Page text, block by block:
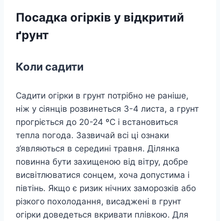
Посадка огірків у відкритий
ґрунт
Коли садити
Садити огірки в грунт потрібно не раніше,
ніж у сіянців розвинеться 3-4 листа, а грунт
прогріється до 20-24 ºC і встановиться
тепла погода. Зазвичай всі ці ознаки
з’являються в середині травня. Ділянка
повинна бути захищеною від вітру, добре
висвітлюватися сонцем, хоча допустима і
півтінь. Якщо є ризик нічних заморозків або
різкого похолодання, висаджені в грунт
огірки доведеться вкривати плівкою. Для